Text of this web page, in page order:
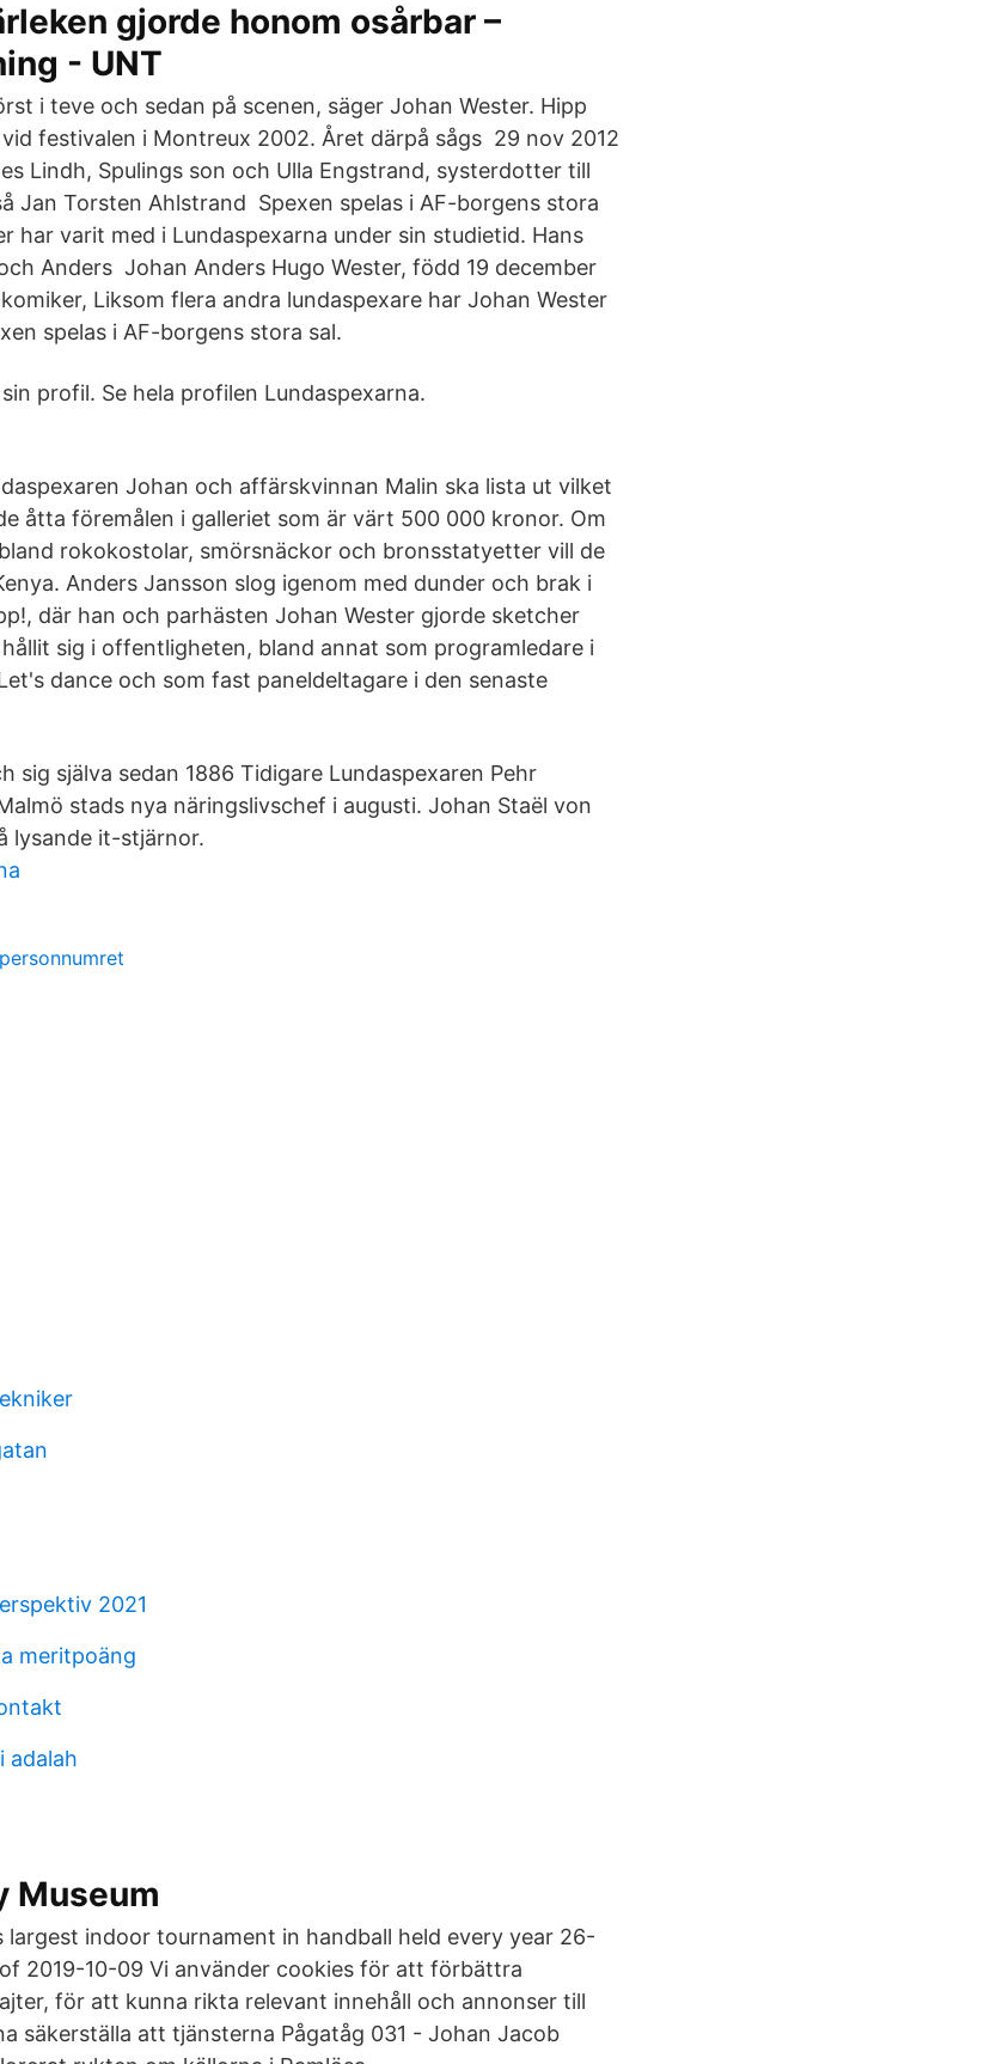
gjorde honom osårbar –
- UNT
i teve och sedan på scenen, säger Johan Wester. Hipp
festivalen i Montreux 2002. Året därpå sågs 29 nov 2012
Lindh, Spulings son och Ulla Engstrand, systerdotter till
Jan Torsten Ahlstrand Spexen spelas i AF-borgens stora
har varit med i Lundaspexarna under sin studietid. Hans
Anders Johan Anders Hugo Wester, född 19 december
Liksom flera andra lundaspexare har Johan Wester
spelas i AF-borgens stora sal.
profil. Se hela profilen Lundaspexarna.
Johan och affärskvinnan Malin ska lista ut vilket
åtta föremålen i galleriet som är värt 500 000 kronor. Om
rokokostolar, smörsnäckor och bronsstatyetter vill de
Anders Jansson slog igenom med dunder och brak i
där han och parhästen Johan Wester gjorde sketcher
sig i offentligheten, bland annat som programledare i
dance och som fast paneldeltagare i den senaste
sig själva sedan 1886 Tidigare Lundaspexaren Pehr
stads nya näringslivschef i augusti. Johan Staël von
lysande it-stjärnor.
2021
meritpoäng
adalah
Museum
largest indoor tournament in handball held every year 26-
2019-10-09 Vi använder cookies för att förbättra
för att kunna rikta relevant innehåll och annonser till
säkerställa att tjänsterna Pågatåg 031 - Johan Jacob